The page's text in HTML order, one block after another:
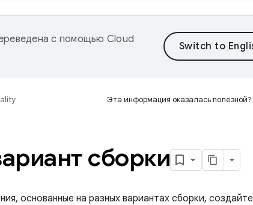
с помощью Cloud
Эта информация оказалась полезной?
сборки
основанные на разных вариантах сборки, создайте